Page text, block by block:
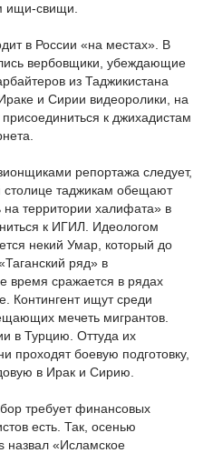
ищи-свищи.
в России «на местах». В
вербовщики, убеждающие
из Таджикистана
и Сирии видеоролики, на
к джихадистам
репортажа следует,
таджикам обещают
на территории халифата» в
к ИГИЛ. Идеологом
некий Умар, который до
ряд» в
время сражается в рядах
Контингент ищут среди
мечеть мигрантов.
в Турцию. Оттуда их
проходят боевую подготовку,
в Ирак и Сирию.
требует финансовых
есть. Так, осенью
назвал «Исламское